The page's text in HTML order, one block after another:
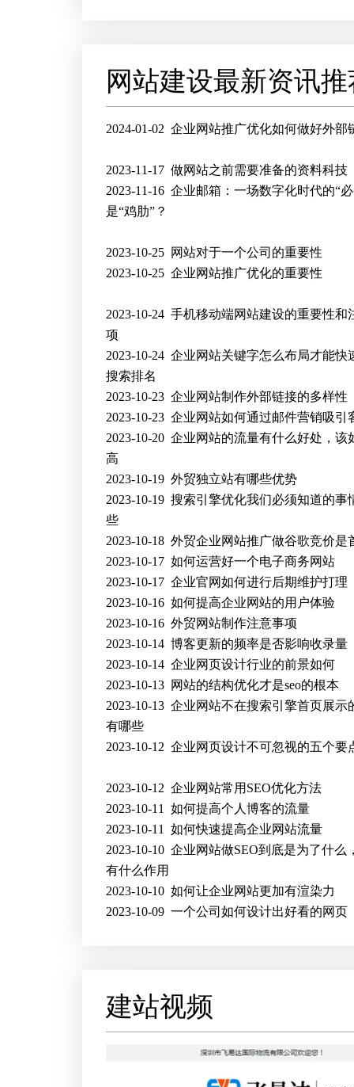
网站建设最新资讯
2024-01-02企业网站推广优化如何做好外部
2023-11-17做网站之前需要准备的资料科技
2023-11-16企业邮箱：一场数字化时代的“
是“鸡肋”？
2023-10-25 网站对于一个公司的重要性
2023-10-25企业网站推广优化的重要性
2023-10-24手机移动端网站建设的重要性和
项
2023-10-24企业网站关键字怎么布局才能快
搜索排名
2023-10-23企业网站制作外部链接的多样性
2023-10-23企业网站如何通过邮件营销吸引
2023-10-20企业网站的流量有什么好处，该
高
2023-10-19外贸独立站有哪些优势
2023-10-19搜索引擎优化我们必须知道的事
些
2023-10-18外贸企业网站推广做谷歌竞价是
2023-10-17如何运营好一个电子商务网站
2023-10-17企业官网如何进行后期维护打理
2023-10-16如何提高企业网站的用户体验
2023-10-16外贸网站制作注意事项
2023-10-14博客更新的频率是否影响收录量
2023-10-14企业网页设计行业的前景如何
2023-10-13 网站的结构优化才是seo的根本
2023-10-13企业网站不在搜索引擎首页展示
有哪些
2023-10-12企业网页设计不可忽视的五个要
2023-10-12企业网站常用SEO优化方法
2023-10-11如何提高个人博客的流量
2023-10-11如何快速提高企业网站流量
2023-10-10企业网站做SEO到底是为了什么
有什么作用
2023-10-10如何让企业网站更加有渲染力
2023-10-09一个公司如何设计出好看的网页
建站视频